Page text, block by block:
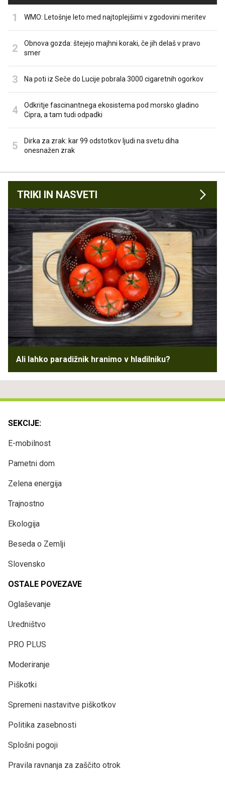
WMO: Letošnje leto med najtoplejšimi v zgodovini meritev
Obnova gozda: štejejo majhni koraki, če jih delaš v pravo
smer
Na poti iz Seče do Lucije pobrala 3000 cigaretnih ogorkov
Odkritje fascinantnega ekosistema pod morsko gladino
Cipra, a tam tudi odpadki
Dirka za zrak: kar 99 odstotkov ljudi na svetu diha
onesnažen zrak
TRIKI IN NASVETI
Ali lahko paradižnik hranimo v hladilniku?
SEKCIJE:
E-mobilnost
Pametni dom
Zelena energija
Trajnostno
Ekologija
Beseda o Zemlji
Slovensko
OSTALE POVEZAVE
Oglaševanje
Uredništvo
PRO PLUS
Moderiranje
Piškotki
Spremeni nastavitve piškotkov
Politika zasebnosti
Splošni pogoji
Pravila ravnanja za zaščito otrok